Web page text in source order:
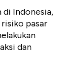
Indonesia,
pasar
dan